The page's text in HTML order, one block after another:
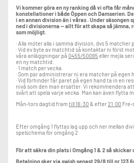
Vi kommer göra en ny ranking då vi ofta får
konstellationer i både Öppen och Damserien.
i en annan division än i våras . Under säsongen
ned i divisionerna — allt för att skapa så
som möjligt.
· Alla möter alla i samma division, dvs 5 matcher
· Vid ev byte av matchtid så kontaktar ni först
våra anläggningar på 0455/50095 eller mejla
en ny matchtid.
· 1 match per vecka.
· Som par administrerar ni era matcher på egen
· Vid förhinder får paret på egen hand ta in en
nivå som den man ersätter. Vi rekommendera
svårt att spela varje vecka. Man kan även flytta
Mån-tors dagtid fram till 16:30& efter21:00 Fre-
Efter omgång 1 flyttas lag upp och ner mellan
spelschema för omgång 2
För att säkra din plats i Omgång 1 & 2 så
Betalning sker via swish senast 29/8 till nr123